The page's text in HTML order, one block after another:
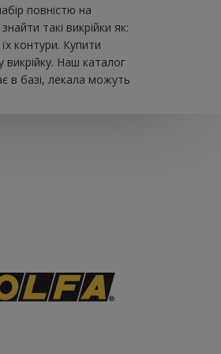
повністю на
такі викрійки як:
контури. Купити
Наш каталог
в базі, лекала можуть